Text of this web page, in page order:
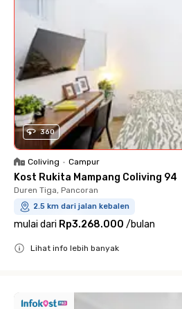
360
Coliving • Campur
Kost Rukita Mampang Coliving 94
Duren Tiga, Pancoran
2.5 km dari jalan kebalen
mulai dari Rp3.268.000 /bulan
Lihat info lebih banyak